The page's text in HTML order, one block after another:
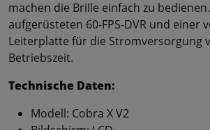
machen die Brille einfach zu
aufgerüsteten 60-FPS-DVR und einer
Leiterplatte für die Stromversorgung
Betriebszeit.
Technische Daten:
Modell: Cobra X V2